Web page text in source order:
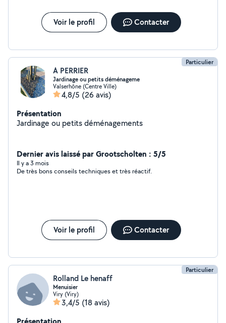
Voir le profil Contacter
Particulier
A PERRIER
Jardinage ou petits déménageme
Valserhône (Centre Ville)
4,8/5 (26 avis)
Présentation
Jardinage ou petits déménagements
Dernier avis laissé par Grootscholten : 5/5
Il y a 3 mois
De très bons conseils techniques et très réactif.
Voir le profil Contacter
Particulier
Rolland Le henaff
Menuisier
Viry (Viry)
3,4/5 (18 avis)